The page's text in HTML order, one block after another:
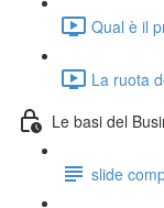
Qual è il
La ruota
Le basi del
slide